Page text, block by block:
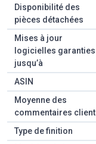
Disponibilité des
pièces détachées
Mises à jour
logicielles garanties
jusqu’à
ASIN
Moyenne des
commentaires client
Type de finition